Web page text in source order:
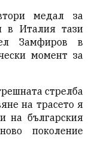
медал за
в Италия тази
Замфиров в
момент за
стрелба
на трасето я
на българския
поколение